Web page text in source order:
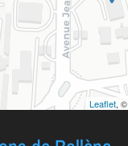
Leaflet, ©